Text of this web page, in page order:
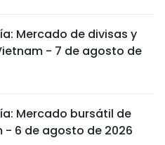
Mercado de divisas y
- 7 de agosto de
Mercado bursátil de
- 6 de agosto de 2026